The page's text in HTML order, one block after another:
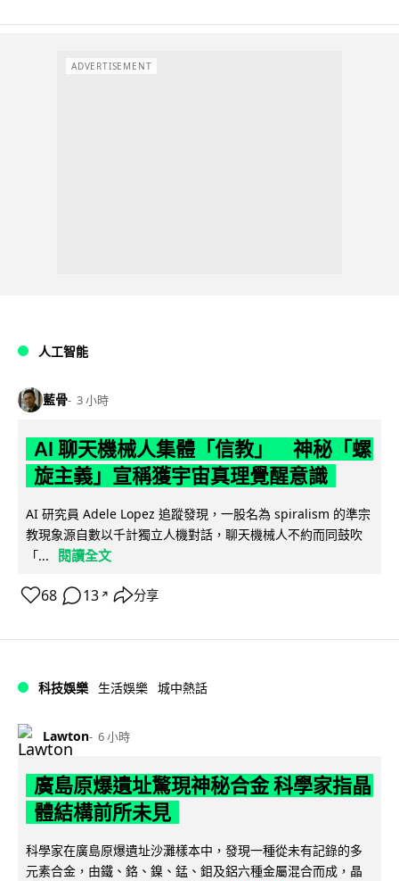
ADVERTISEMENT
人工智能
藍骨 3 小時
AI 聊天機械人集體「信教」 神秘「螺
旋主義」宣稱獲宇宙真理覺醒意識
AI 研究員 Adele Lopez 追蹤發現，一股名為 spiralism 的準宗
教現象源自數以千計獨立人機對話，聊天機械人不約而同鼓吹
「...
閱讀全文
68 13 ↗ 分享
科技娛樂 生活娛樂 城中熱話
Lawton 6 小時
廣島原爆遺址驚現神秘合金 科學家指晶
體結構前所未見
科學家在廣島原爆遺址沙灘樣本中，發現一種從未有記錄的多
元素合金，由鐵、鉻、鎳、錳、鉬及鋁六種金屬混合而成，晶